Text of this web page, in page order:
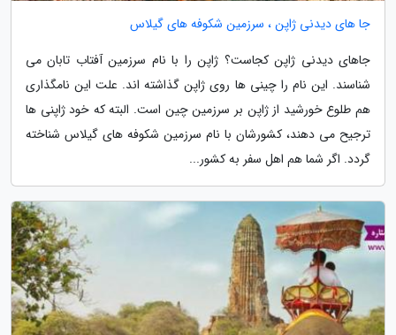
جا های دیدنی ژاپن ، سرزمین شکوفه های گیلاس
جاهای دیدنی ژاپن کجاست؟ ژاپن را با نام سرزمین آفتاب تابان می
شناسند. این نام را چینی ها روی ژاپن گذاشته اند. علت این نامگذاری
هم طلوع خورشید از ژاپن بر سرزمین چین است. البته که خود ژاپنی ها
ترجیح می دهند، کشورشان با نام سرزمین شکوفه های گیلاس شناخته
گردد. اگر شما هم اهل سفر به کشور...